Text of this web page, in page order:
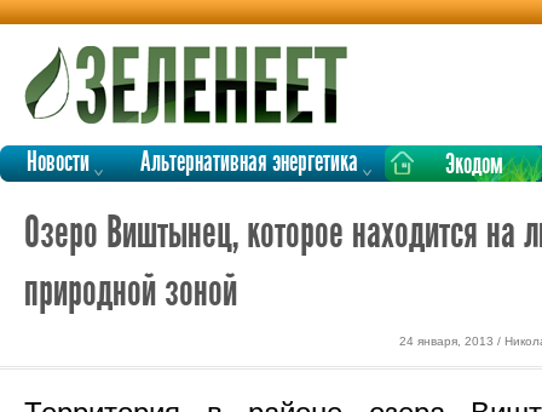
Новости Альтернативная энергетика Экодом
Озеро Виштынец, которое находится на
природной зоной
24 января, 2013 /